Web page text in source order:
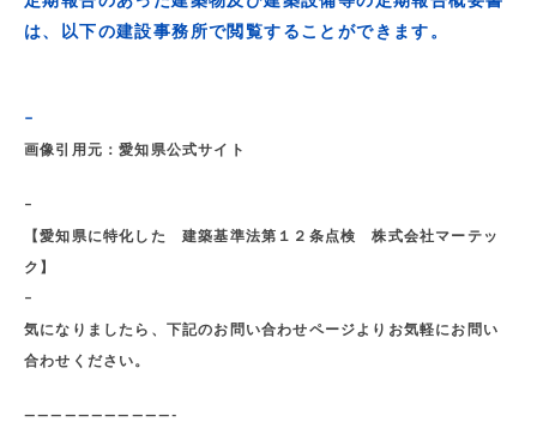
は、以下の建設事務所で閲覧することができます。
–
画像引用元：愛知県公式サイト
–
【愛知県に特化した 建築基準法第１２条点検 株式会社マーテッ
ク】
–
気になりましたら、下記のお問い合わせページよりお気軽にお問い
合わせください。
———————————-